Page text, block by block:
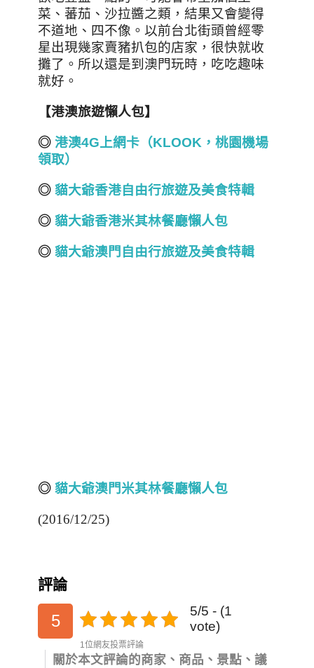
菜、蕃茄、沙拉醬之類，結果又會變得
不道地、四不像。以前台北街頭曾經零
星出現幾家賣豬扒包的店家，很快就收
攤了。所以還是到澳門玩時，吃吃趣味
就好。
【港澳旅遊懶人包】
◎ 港澳4G上網卡（KLOOK，桃園機場
領取）
◎ 貓大爺香港自由行旅遊及美食特輯
◎ 貓大爺香港米其林餐廳懶人包
◎ 貓大爺澳門自由行旅遊及美食特輯
◎ 貓大爺澳門米其林餐廳懶人包
(2016/12/25)
評論
5
5/5 - (1
vote)
1位網友投票評論
關於本文評論的商家、商品、景點、議